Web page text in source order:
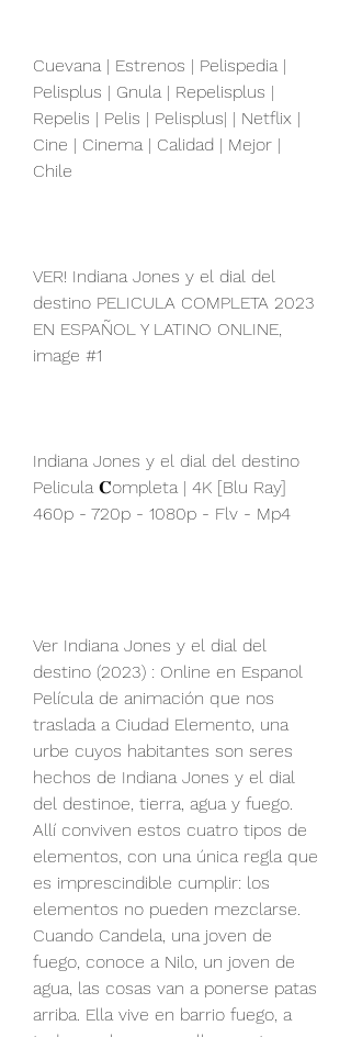
Cuevana | Estrenos | Pelispedia |
Pelisplus | Gnula | Repelisplus |
Repelis | Pelis | Pelisplus| | Netflix |
Cine | Cinema | Calidad | Mejor |
Chile
VER! Indiana Jones y el dial del
destino PELICULA COMPLETA 2023
EN ESPAÑOL Y LATINO ONLINE,
image #1
Indiana Jones y el dial del destino
Pelicula 𝐂ompleta | 4K [Blu Ray]
460p - 720p - 1080p - Flv - Mp4
Ver Indiana Jones y el dial del
destino (2023) : Online en Espanol
Película de animación que nos
traslada a Ciudad Elemento, una
urbe cuyos habitantes son seres
hechos de Indiana Jones y el dial
del destinoe, tierra, agua y fuego.
Allí conviven estos cuatro tipos de
elementos, con una única regla que
es imprescindible cumplir: los
elementos no pueden mezclarse.
Cuando Candela, una joven de
fuego, conoce a Nilo, un joven de
agua, las cosas van a ponerse patas
arriba. Ella vive en barrio fuego, a